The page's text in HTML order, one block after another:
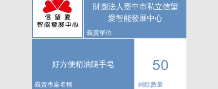
財團法人臺中市私立信望
愛智能發展中心
義賣單位
好方便精油隨手皂
義賣專案名稱
50
剩餘數量